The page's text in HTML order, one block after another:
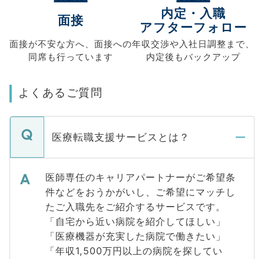
面接
面接が不安な方へ、 面接への
同席も行っています
内定・入職
アフターフォロー
年収交渉や入社日調整まで、
内定後もバックアップ
よくあるご質問
医療転職支援サービスとは？
医師専任のキャリアパートナーがご希望条
件などをおうかがいし、ご希望にマッチし
たご入職先をご紹介するサービスです。
「自宅から近い病院を紹介してほしい」
「医療機器が充実した病院で働きたい」
「年収1,500万円以上の病院を探してい